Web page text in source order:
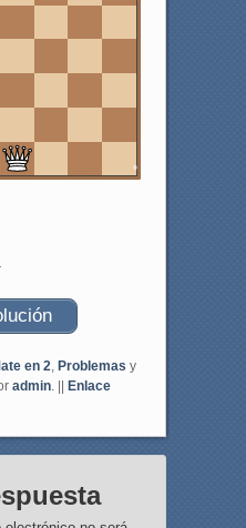
e
en 2, Problemas y
admin. ||
Enlace